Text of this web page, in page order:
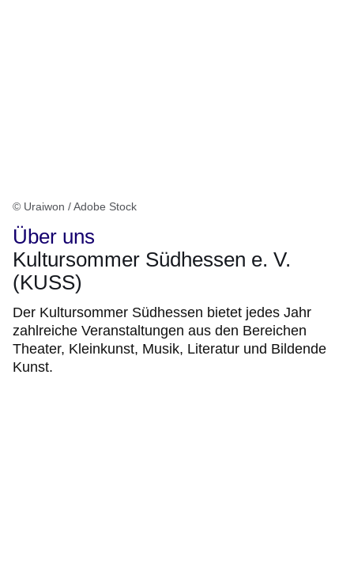
© Uraiwon / Adobe Stock
Über uns
Kultursommer Südhessen e. V.
(KUSS)
Der Kultursommer Südhessen bietet jedes Jahr
zahlreiche Veranstaltungen aus den Bereichen
Theater, Kleinkunst, Musik, Literatur und Bildende
Kunst.